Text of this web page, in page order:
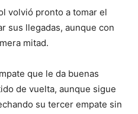
volvió pronto a tomar el
sus llegadas, aunque con
mitad.
que le da buenas
de vuelta, aunque sigue
su tercer empate sin